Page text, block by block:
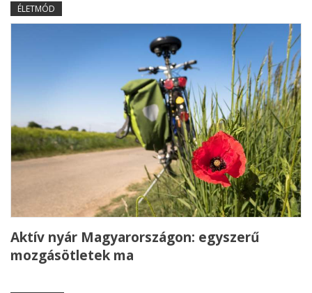
ÉLETMÓD
Aktív nyár Magyarországon: egyszerű
mozgásötletek ma